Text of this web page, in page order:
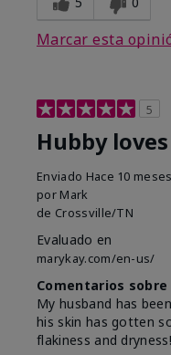
Marcar esta
5
Hubby
Enviado Hace 10 meses
por Mark
de Crossville/TN
Evaluado en
marykay.com/en-us/
Comentarios sobre
My husband has
his skin has gotten
flakiness and dryness!